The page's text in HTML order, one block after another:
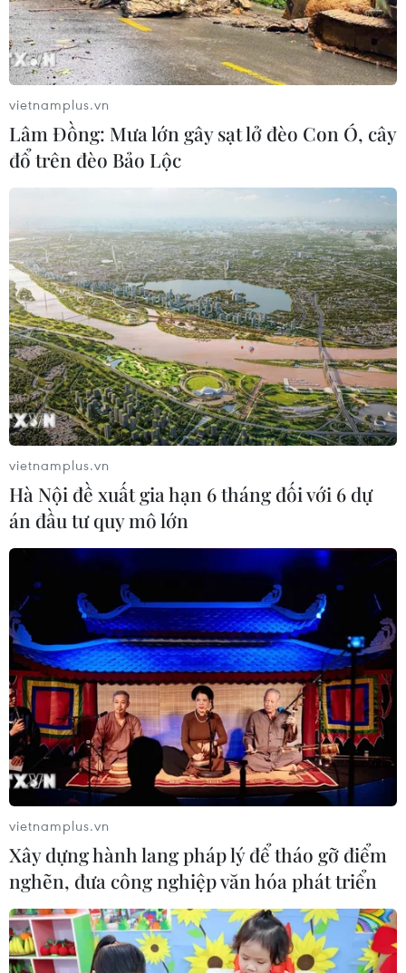
vietnamplus.vn
Lâm Đồng: Mưa lớn gây sạt lở đèo Con Ó, cây
đổ trên đèo Bảo Lộc
vietnamplus.vn
Hà Nội đề xuất gia hạn 6 tháng đối với 6 dự
án đầu tư quy mô lớn
vietnamplus.vn
Xây dựng hành lang pháp lý để tháo gỡ điểm
nghẽn, đưa công nghiệp văn hóa phát triển